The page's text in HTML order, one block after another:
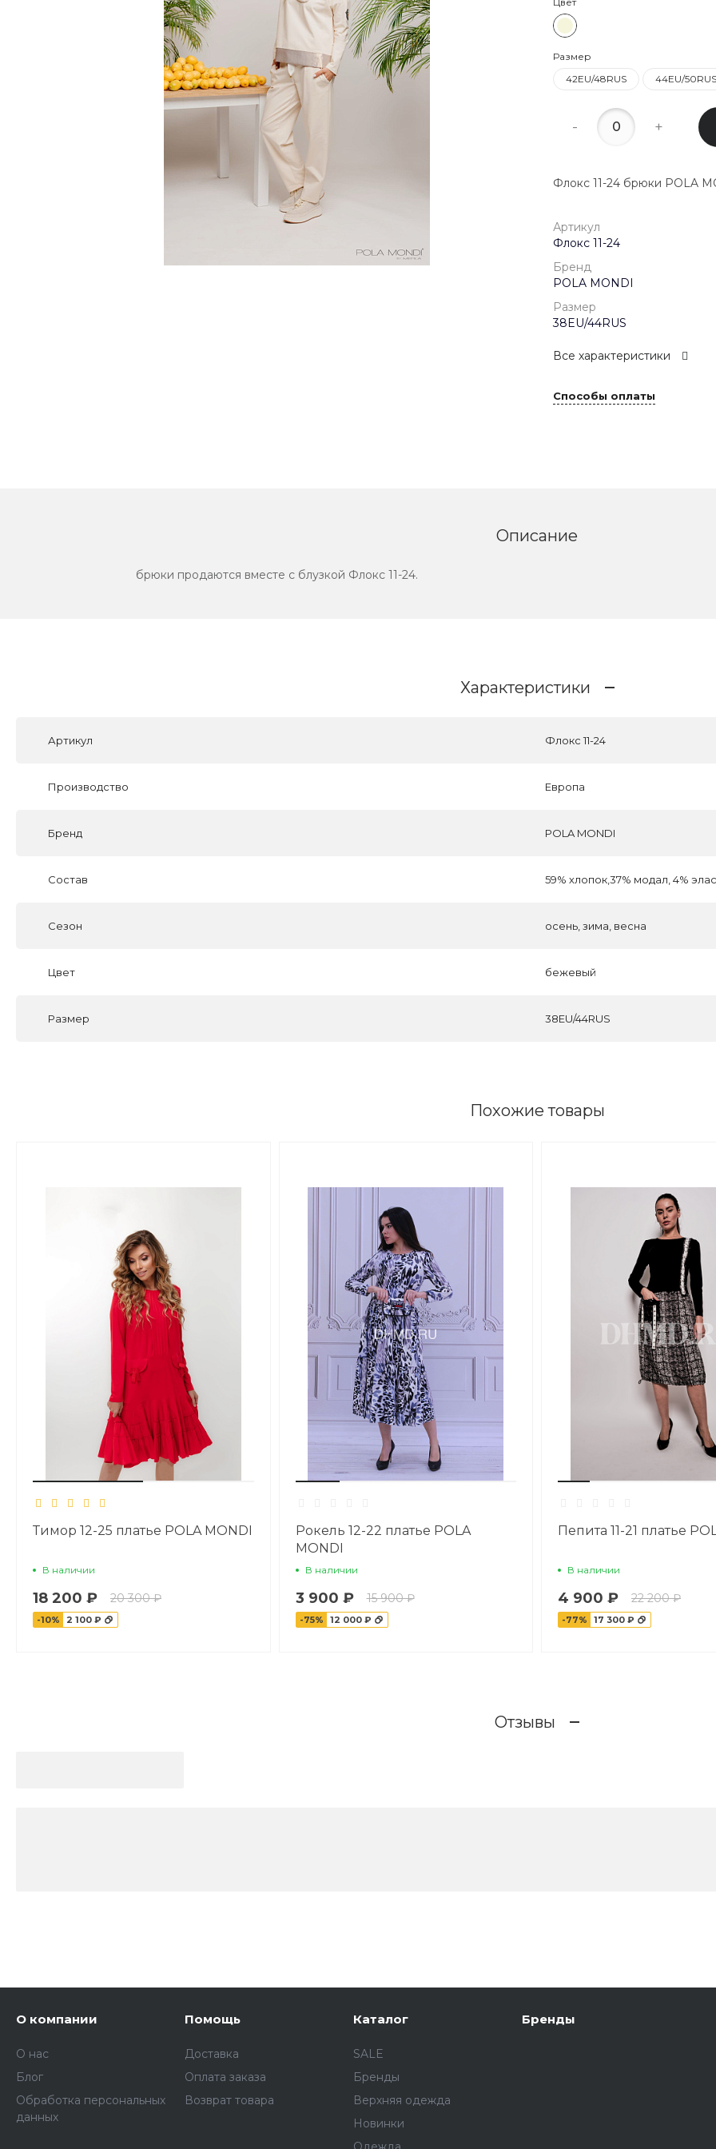
Школьная,
Сб-Вс
Размер
42EU/48RUS
44EU/50RUS
- +
Флокс 11-24 брюки POLA
Артикул
Флокс 11-24
Бренд
POLA MONDI
Размер
38EU/44RUS
Все характеристики
Способы оплаты
Описание
брюки продаются вместе с блузкой Флокс 11-24.
Характеристики
Артикул Флокс 11-24
Производство Европа
Бренд POLA MONDI
Состав 59% хлопок,37% модал, 4%
Сезон осень, зима, весна
Цвет бежевый
Размер 38EU/44RUS
Похожие товары
Тимор 12-25 платье POLA MONDI
В наличии
18 200 ₽ 20 300 ₽
-10% 2 100 ₽
Рокель 12-22 платье POLA
MONDI
В наличии
3 900 ₽ 15 900 ₽
-75% 12 000 ₽
Пепита 11-21 платье
В наличии
4 900 ₽ 22 200 ₽
-77% 17 300 ₽
Отзывы
О компании
О нас
Блог
Обработка персональных
данных
Помощь
Доставка
Оплата заказа
Возврат товара
Каталог
SALE
Бренды
Верхняя одежда
Новинки
Бренды